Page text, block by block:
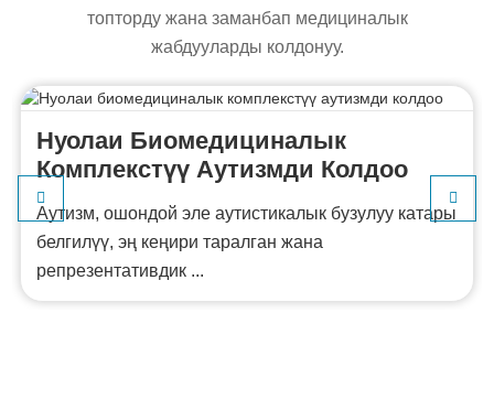
топторду жана заманбап медициналык
жабдууларды колдонуу.
Нуолаи Биомедициналык
Комплекстүү Аутизмди Колдоо
Аутизм, ошондой эле аутистикалык бузулуу катары
белгилүү, эң кеңири таралган жана
репрезентативдик ...